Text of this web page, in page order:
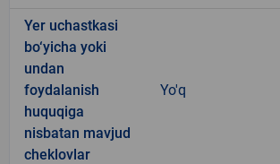
Yer uchastkasi
bo‘yicha yoki
undan
foydalanish
huquqiga
nisbatan mavjud
cheklovlar
Yo'q